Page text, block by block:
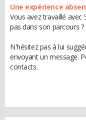
Une expérience
Vous avez travaillé avec
pas dans son parcours ?
N'hésitez pas à lui
envoyant un message.
contacts.